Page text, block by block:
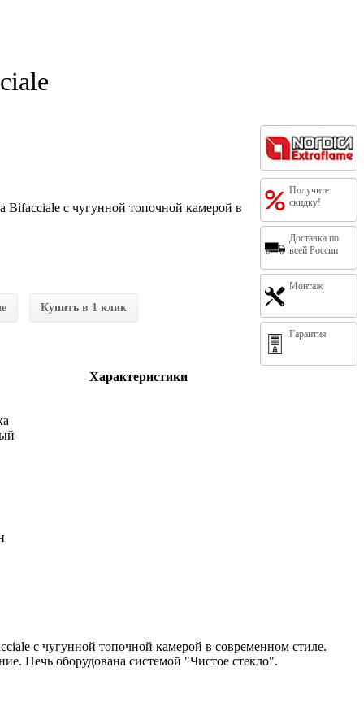
Получите
скидку!
Доставка по
всей России
Монтаж
Гарантия
Bifacciale с чугунной топочной камерой в
Купить в 1 клик
Характеристики
с чугунной топочной камерой в современном стиле.
Печь оборудована системой "Чистое стекло".